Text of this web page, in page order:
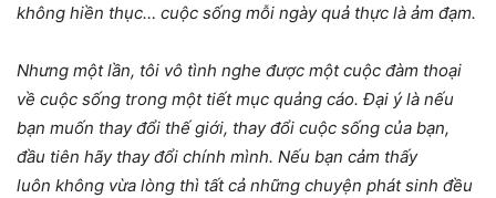
không hiền thục… cuộc sống mỗi ngày quả thực là ảm đạm.
Nhưng một lần, tôi vô tình nghe được một cuộc đàm thoại
về cuộc sống trong một tiết mục quảng cáo. Đại ý là nếu
bạn muốn thay đổi thế giới, thay đổi cuộc sống của bạn,
đầu tiên hãy thay đổi chính mình. Nếu bạn cảm thấy
luôn không vừa lòng thì tất cả những chuyện phát sinh đều